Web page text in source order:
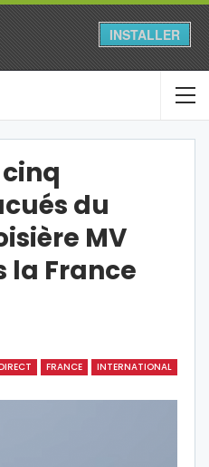
INSTALLER
du
MV
la France
FRANCE INTERNATIONAL